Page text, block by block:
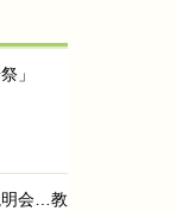
」
明会…教